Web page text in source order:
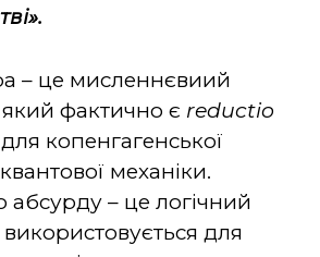
– це мисленнєвиий
фактично є reductio
для копенгагенської
механіки.
– це логічний
для